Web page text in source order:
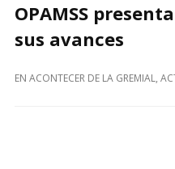
OPAMSS
sus avances
EN ACONTECER DE LA GREMIAL,